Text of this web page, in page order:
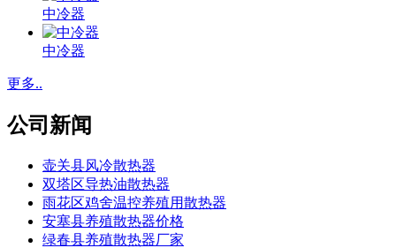
中冷器
中冷器
更多..
公司新闻
壶关县风冷散热器
双塔区导热油散热器
雨花区鸡舍温控养殖用散热器
安塞县养殖散热器价格
绿春县养殖散热器厂家